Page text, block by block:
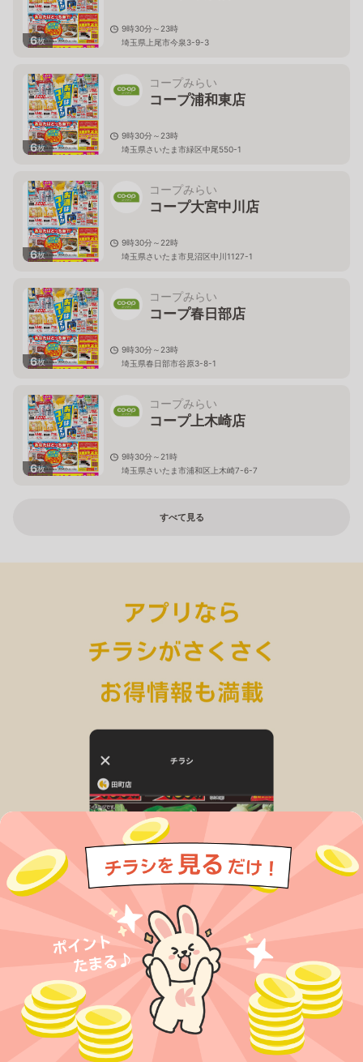
6枚
9時30分～23時
埼玉県上尾市今泉3-9-3
6枚
コープみらい
コープ浦和東店
9時30分～23時
埼玉県さいたま市緑区中尾550-1
6枚
コープみらい
コープ大宮中川店
9時30分～22時
埼玉県さいたま市見沼区中川1127-1
6枚
コープみらい
コープ春日部店
9時30分～23時
埼玉県春日部市谷原3-8-1
6枚
コープみらい
コープ上木崎店
9時30分～21時
埼玉県さいたま市浦和区上木崎7-6-7
すべて見る